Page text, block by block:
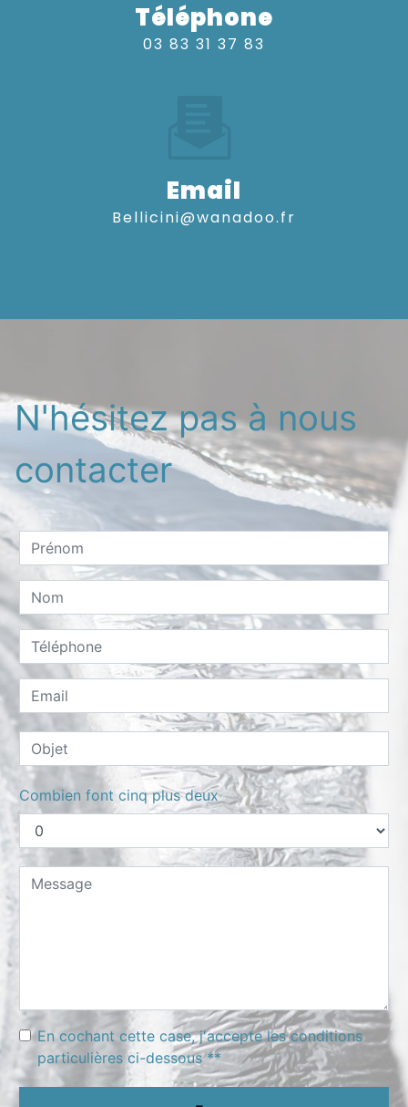
Téléphone
03 83 31 37 83
Email
bellicini@wanadoo.fr
N'hésitez pas à nous
contacter
Combien font cinq plus deux
En cochant cette case, j'accepte les conditions
particulières ci-dessous **